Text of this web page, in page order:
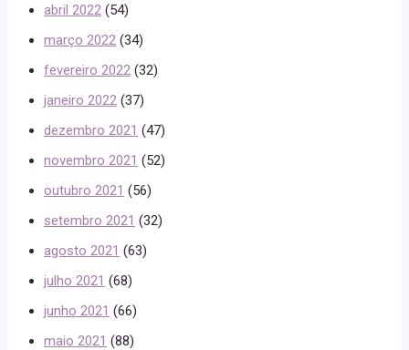
abril 2022 (54)
março 2022 (34)
fevereiro 2022 (32)
janeiro 2022 (37)
dezembro 2021 (47)
novembro 2021 (52)
outubro 2021 (56)
setembro 2021 (32)
agosto 2021 (63)
julho 2021 (68)
junho 2021 (66)
maio 2021 (88)